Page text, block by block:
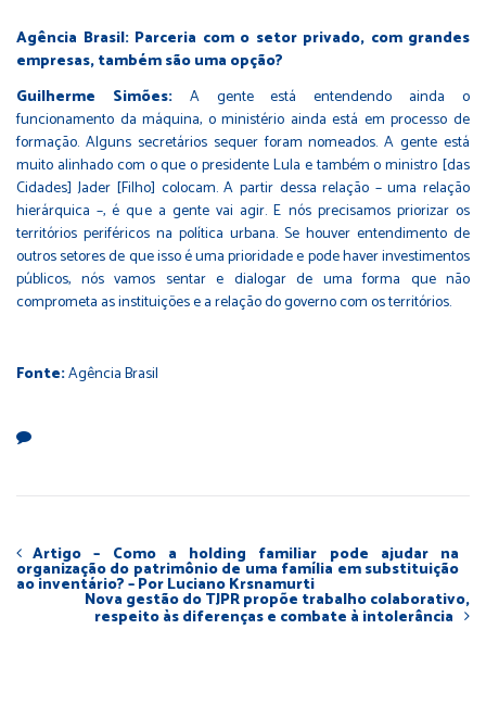
Agência Brasil: Parceria com o setor privado, com grandes
empresas, também são uma opção?
Guilherme Simões:A gente está entendendo ainda o
funcionamento da máquina, o ministério ainda está em processo de
formação. Alguns secretários sequer foram nomeados. A gente está
muito alinhado com o que o presidente Lula e também o ministro [das
Cidades] Jader [Filho] colocam. A partir dessa relação – uma relação
hierárquica –, é que a gente vai agir. E nós precisamos priorizar os
territórios periféricos na política urbana. Se houver entendimento de
outros setores de que isso é uma prioridade e pode haver investimentos
públicos, nós vamos sentar e dialogar de uma forma que não
comprometa as instituições e a relação do governo com os territórios.
Fonte:Agência Brasil
Artigo – Como a holding familiar pode ajudar na
organização do patrimônio de uma família em substituição
ao inventário? – Por Luciano Krsnamurti
Nova gestão do TJPR propõe trabalho colaborativo,
respeito às diferenças e combate à intolerância